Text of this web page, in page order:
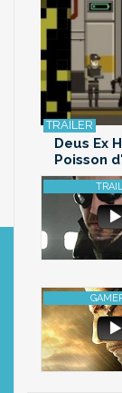
Deus Ex
Poisson